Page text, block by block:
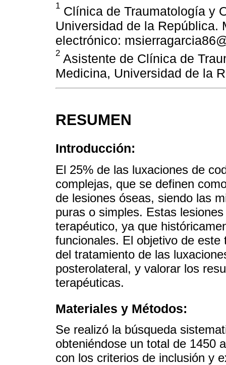
1 Clínica de Traumatología y
Universidad de la República.
electrónico:
2 Asistente de Clínica de
Medicina, Universidad de la
RESUMEN
Introducción:
El 25% de las luxaciones de
complejas, que se definen
de lesiones óseas, siendo las
puras o simples. Estas
terapéutico, ya que
funcionales. El objetivo de
del tratamiento de las
posterolateral, y valorar los
terapéuticas.
Materiales y Métodos:
Se realizó la búsqueda
obteniéndose un total de 1450
con los criterios de inclusión y